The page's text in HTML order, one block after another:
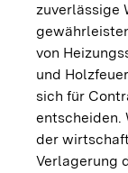
zuverlässige
von
und
sich für
entscheiden.
der
Verlagerung